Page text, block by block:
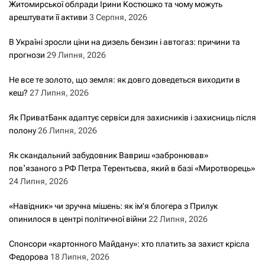
Житомирської облради Ірини Костюшко та чому можуть
арештувати її активи 3 Серпня, 2026
В Україні зросли ціни на дизель бензин і автогаз: причини та
прогнози 29 Липня, 2026
Не все те золото, що земля: як довго доведеться виходити в
кеш? 27 Липня, 2026
Як ПриватБанк адаптує сервіси для захисників і захисниць після
полону26 Липня, 2026
Як скандальний забудовник Вавриш «забронював»
повʼязаного з РФ Петра Терентьєва, який в базі «Миротворець»
24 Липня, 2026
«Навідник» чи зручна мішень: як ім’я блогера з Прилук
опинилося в центрі політичної війни 22 Липня, 2026
Спонсори «картонного Майдану»: хто платить за захист крісла
Федорова 18 Липня, 2026